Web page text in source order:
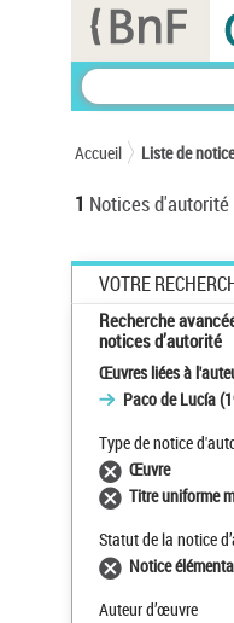
Accueil Liste de
1 Notices d'autorité
VOTRE
Recherche
notices d’autorité
Œuvres liées à
Paco de Lucía
Type de notice
Œuvre
Titre uniforme
Statut de la notice
Notice
Auteur d’œuvre
Panneau de gestion des cookies